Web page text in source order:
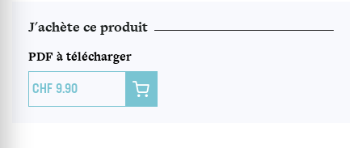
J'achète ce produit
PDF à télécharger
9.90 